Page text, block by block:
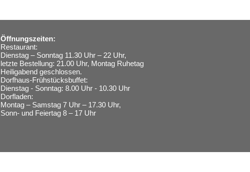
Öffnungszeiten:
Restaurant:
Dienstag – Sonntag 11.30 Uhr – 22 Uhr,
letzte Bestellung: 21.00 Uhr, Montag Ruhetag
Heiligabend geschlossen.
Dorfhaus-Frühstücksbuffet:
Dienstag - Sonntag: 8.00 Uhr - 10.30 Uhr
Dorfladen:
Montag – Samstag 7 Uhr – 17.30 Uhr,
Sonn- und Feiertag 8 – 17 Uhr